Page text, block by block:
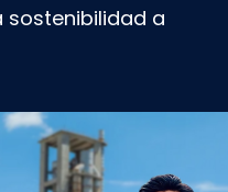
sostenibilidad a